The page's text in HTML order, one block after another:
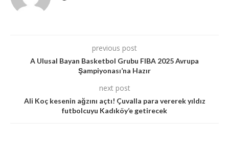
previous post
A Ulusal Bayan Basketbol Grubu FIBA 2025 Avrupa
Şampiyonası’na Hazır
next post
Ali Koç kesenin ağzını açtı! Çuvalla para vererek yıldız
futbolcuyu Kadıköy’e getirecek